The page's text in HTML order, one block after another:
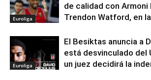
Euroliga
de calidad con Armoni
Trendon Watford, en
Euroliga
El Besiktas anuncia a
está desvinculado del
un juez decidirá la